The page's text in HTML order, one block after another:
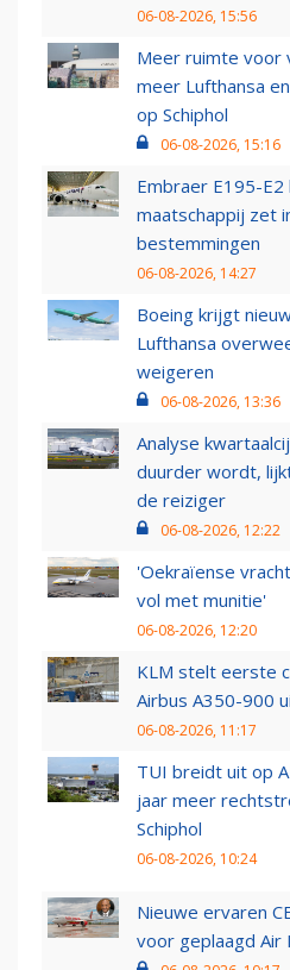
06-08-2026, 15:56
Meer ruimte voor
meer Lufthansa
op Schiphol
06-08-2026, 15:16
Embraer E195-E2
maatschappij zet
bestemmingen
06-08-2026, 14:27
Boeing krijgt
Lufthansa
weigeren
06-08-2026, 13:36
Analyse
duurder wordt,
de reiziger
06-08-2026, 12:22
'Oekraïense
vol met munitie'
06-08-2026, 12:20
KLM stelt eerste
Airbus A350-900
06-08-2026, 11:17
TUI breidt uit op
jaar meer
Schiphol
06-08-2026, 10:24
Nieuwe ervaren
voor geplaagd Air